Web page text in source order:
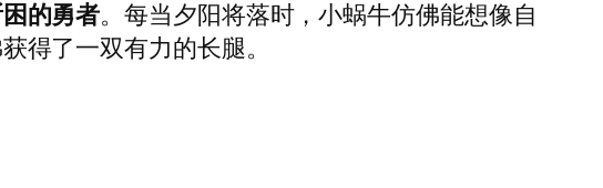
的勇者。每当夕阳将落时，小蜗牛仿佛能想像自
得了一双有力的长腿。